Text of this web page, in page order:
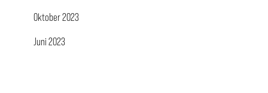
Oktober 2023
Juni 2023